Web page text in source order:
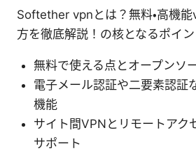
Softether vpnとは？無料・高機
方を徹底解説！の核となるポイン
無料で使える点とオープンソ
電子メール認証や二要素認証
機能
サイト間VPNとリモートアク
サポート